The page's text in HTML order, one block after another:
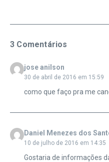
3 Comentários
jose anilson
30 de abril de 2016 em 15:59
como que faço pra me
Daniel Menezes dos
10 de julho de 2016 em 14:35
Gostaria de informações